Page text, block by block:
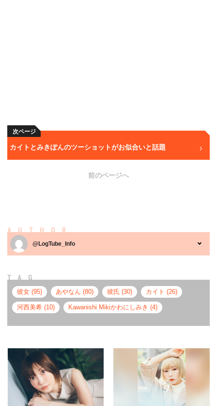
次ページ
カイトとみきぽんのツーショットがお似合いと話題
前のページへ
AUTHOR
@LogTube_Info
TAG
彼女 (95) あやなん (80) 彼氏 (30) カイト (26)
河西美希 (10) Kawanishi Mikiかわにしみき (4)